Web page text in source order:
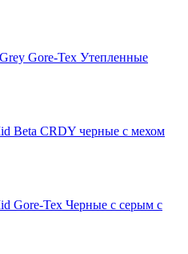
Gore-Tex Утепленные
Beta CRDY черные с мехом
Gore-Tex Черные с серым с